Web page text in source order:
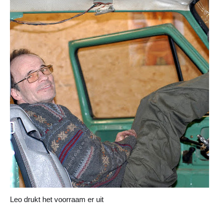
Leo drukt het voorraam er uit